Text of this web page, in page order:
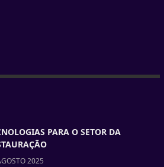
PARA O SETOR DA
2025